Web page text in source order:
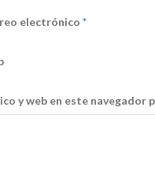
electrónico *
y web en este navegador